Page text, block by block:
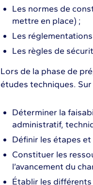
Les normes de
mettre en place) ;
Les
Les règles de
Lors de la phase de
études techniques.
Déterminer la
administratif,
Définir les étapes et
Constituer les
l’avancement du
Établir les différents